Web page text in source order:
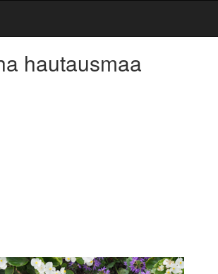
hautausmaa